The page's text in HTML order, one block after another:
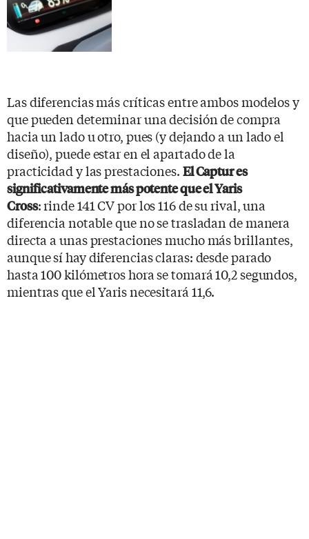
Las diferencias más críticas entre ambos modelos y
que pueden determinar una decisión de compra
hacia un lado u otro, pues (y dejando a un lado el
diseño), puede estar en el apartado de la
practicidad y las prestaciones. El Captur es
significativamente más potente que el Yaris
Cross: rinde 141 CV por los 116 de su rival, una
diferencia notable que no se trasladan de manera
directa a unas prestaciones mucho más brillantes,
aunque sí hay diferencias claras: desde parado
hasta 100 kilómetros hora se tomará 10,2 segundos,
mientras que el Yaris necesitará 11,6.